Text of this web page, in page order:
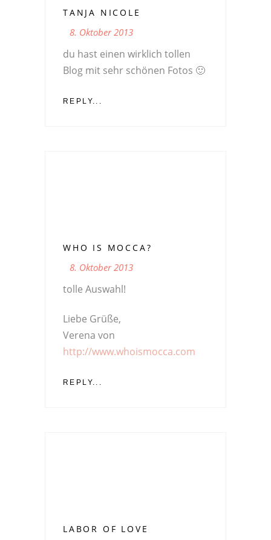
TANJA NICOLE
8. Oktober 2013
du hast einen wirklich tollen
Blog mit sehr schönen Fotos 🙂
REPLY...
WHO IS MOCCA?
8. Oktober 2013
tolle Auswahl!
Liebe Grüße,
Verena von
http://www.whoismocca.com
REPLY...
LABOR OF LOVE